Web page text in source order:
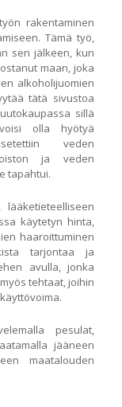
rakentaminen
Tämä työ,
sen jälkeen, kun
maan, joka
alkoholijuomien
tätä sivustoa
sillä
olla hyötyä
veden
ja veden
tapahtui.
käytetyn hinta,
haaroittuminen
tarjontaa ja
avulla, jonka
tehtaat, joihin
pesulat,
jääneen
maatalouden